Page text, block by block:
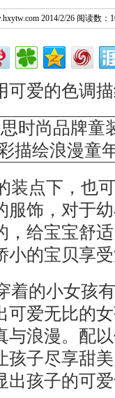
2014/2/26 阅读数：
可爱的色调
装点下，也
服饰，对于
，给宝宝舒
小的宝贝享
着的小女孩
可爱无比的
与浪漫。配
孩子尽享甜
出孩子的可